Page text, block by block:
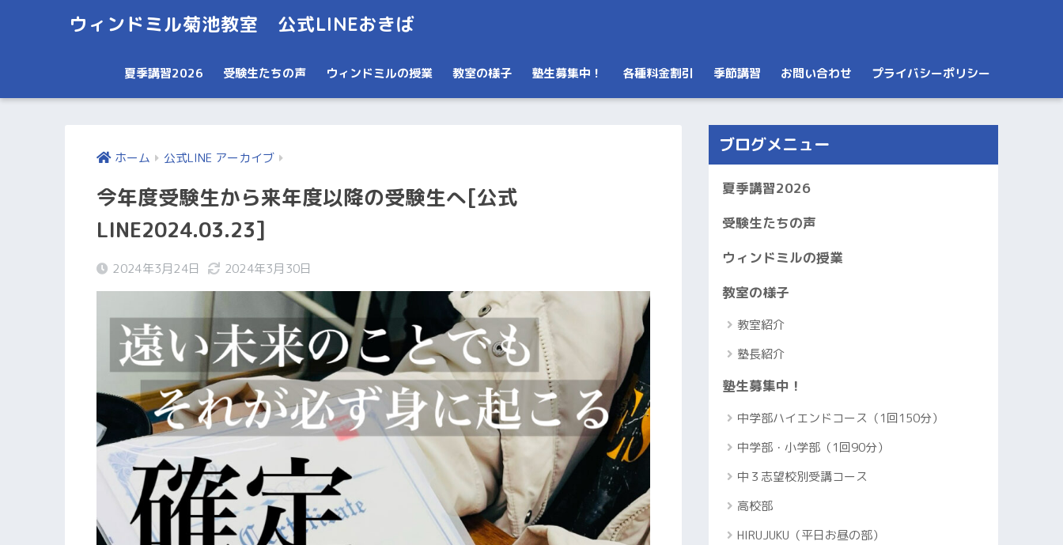
ウィンドミル菊池教室 公式LINEおきば
夏季講習2026 受験生たちの声 ウィンドミルの授業 教室の様子 塾生募集中！ 各種料金割引 季節講習 お問い合わせ プライバシーポリシー
ホーム 公式LINE アーカイブ
今年度受験生から来年度以降の受験生へ[公式
LINE2024.03.23]
2024年3月24日 2024年3月30日
ブログメニュー
夏季講習2026
受験生たちの声
ウィンドミルの授業
教室の様子
教室紹介
塾長紹介
塾生募集中！
中学部ハイエンドコース（1回150分）
中学部・小学部（1回90分）
中３志望校別受講コース
高校部
HIRUJUKU（平日お昼の部）